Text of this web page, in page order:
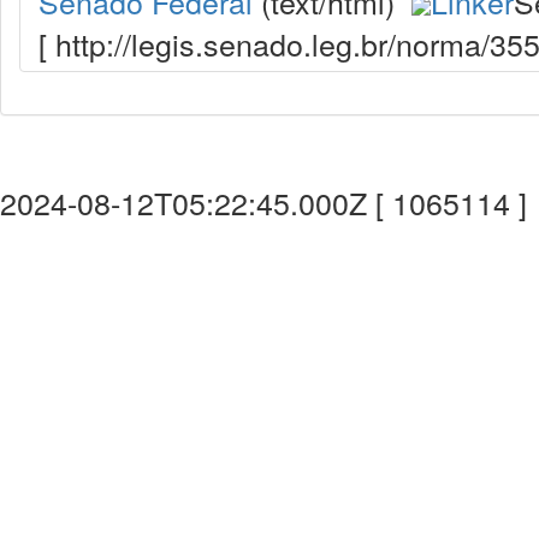
[ http://legis.senado.leg.br/norma/
2024-08-12T05:22:45.000Z [ 1065114 ]